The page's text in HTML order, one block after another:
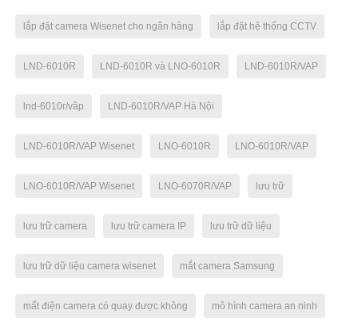
lắp đặt camera Wisenet cho ngân hàng lắp đặt hệ thống CCTV
LND-6010R LND-6010R và LNO-6010R LND-6010R/VAP
lnd-6010r/vâp LND-6010R/VAP Hà Nội
LND-6010R/VAP Wisenet LNO-6010R LNO-6010R/VAP
LNO-6010R/VAP Wisenet LNO-6070R/VAP lưu trữ
lưu trữ camera lưu trữ camera IP lưu trữ dữ liệu
lưu trữ dữ liệu camera wisenet mắt camera Samsung
mất điện camera có quay được không mô hình camera an ninh